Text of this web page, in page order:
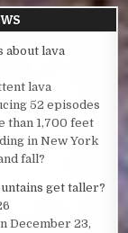
about lava
lava
52 episodes
than 1,700 feet
in New York
fall?
get taller?
December 23,